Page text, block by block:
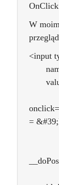
W
<input
=